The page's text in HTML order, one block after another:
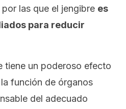
las que el jengibre es
para reducir
tiene un poderoso efecto
función de órganos
del adecuado